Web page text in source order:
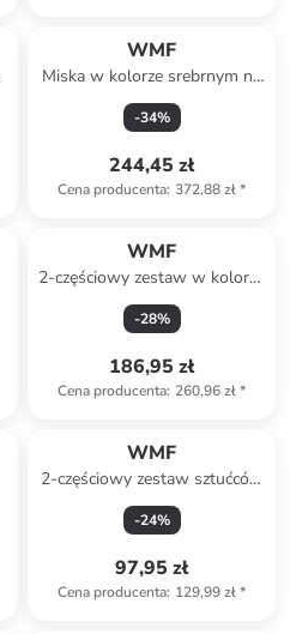
WMF
Miska w kolorze srebrnym na
owoce - wys. 26 x Ø 19 cm
-34%
244,45 zł
Cena producenta: 372,88 zł*
WMF
2-częściowy zestaw w kolorze
biało-srebrnym do mleka i
cukru
-28%
186,95 zł
Cena producenta: 260,96 zł*
WMF
2-częściowy zestaw sztućców
"Nuova" w kolorze srebrnym
do sera
-24%
97,95 zł
Cena producenta: 129,99 zł*